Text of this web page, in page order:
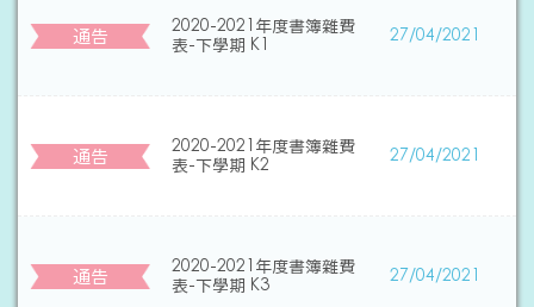
通告
2020-2021年度書簿雜費
表-下學期 K1
27/04/2021
通告
2020-2021年度書簿雜費
表-下學期 K2
27/04/2021
通告
2020-2021年度書簿雜費
表-下學期 K3
27/04/2021